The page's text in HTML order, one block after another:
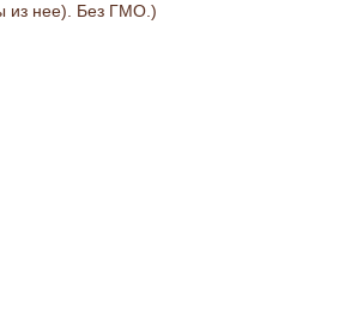
из нее). Без ГМО.)